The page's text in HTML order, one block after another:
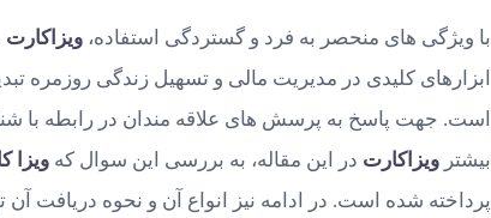
با ویژگی های منحصر به فرد و گستردگی استفاده، ویزاکارت
ابزارهای کلیدی در مدیریت مالی و تسهیل زندگی روزمره
است. جهت پاسخ به پرسش های علاقه مندان در رابطه با
بیشتر ویزاکارت در این مقاله، به بررسی این سوال که ویزا
پرداخته شده است. در ادامه نیز انواع آن و نحوه دریافت آن